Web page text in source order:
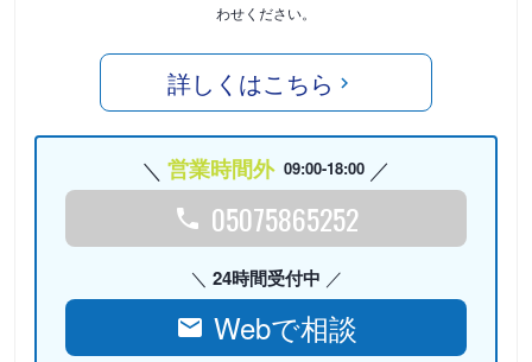
わせください。
詳しくはこちら
営業時間外 09:00-18:00
05075865252
24時間受付中
Webで相談